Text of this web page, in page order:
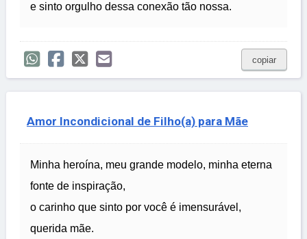
e sinto orgulho dessa conexão tão nossa.
copiar
Amor Incondicional de Filho(a) para Mãe
Minha heroína, meu grande modelo, minha eterna
fonte de inspiração,
o carinho que sinto por você é imensurável,
querida mãe.